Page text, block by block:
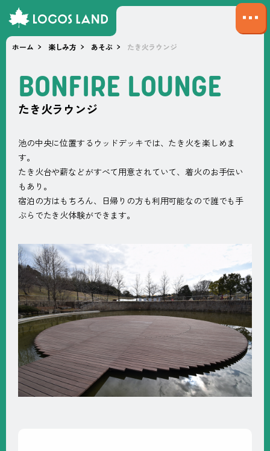
サ
イ
ホーム 楽しみ方 あそぶ たき火ラウンジ
BONFIRE LOUNGE
たき火ラウンジ
池の中央に位置するウッドデッキでは、たき火を楽しめま
す。
たき火台や薪などがすべて用意されていて、着火のお手伝い
もあり。
宿泊の方はもちろん、日帰りの方も利用可能なので誰でも手
ぶらでたき火体験ができます。